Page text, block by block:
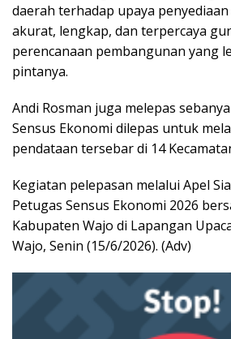
daerah terhadap upaya
akurat, lengkap, dan terpercaya
perencanaan pembangunan yang
pintanya.
Andi Rosman juga melepas
Sensus Ekonomi dilepas untuk
pendataan tersebar di 14
Kegiatan pelepasan melalui Apel
Petugas Sensus Ekonomi 2026
Kabupaten Wajo di Lapangan
Wajo, Senin (15/6/2026). (Adv)